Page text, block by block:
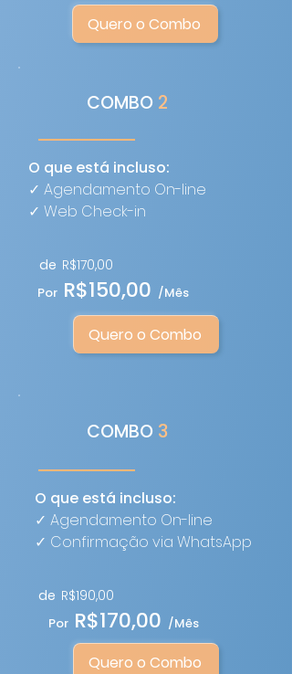
Quero o Combo
COMBO 2
O que está incluso:
✓ Agendamento On-line
​✓ Web Check-in
de R$170,00
Por R$150,00 /Mês
Quero o Combo
COMBO 3
O que está incluso:
✓ Agendamento On-line
✓ Confirmação via WhatsApp
de R$190,00
PorR$170,00 /Mês
Quero o Combo